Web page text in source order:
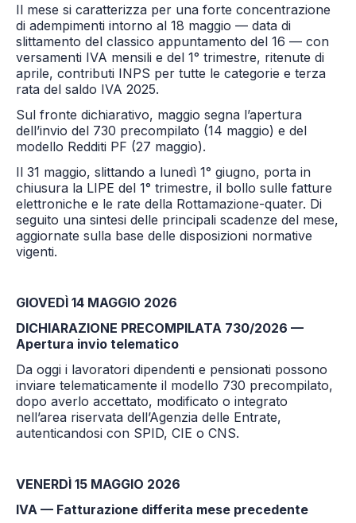
Il mese si caratterizza per una forte concentrazione
di adempimenti intorno al 18 maggio — data di
slittamento del classico appuntamento del 16 — con
versamenti IVA mensili e del 1° trimestre, ritenute di
aprile, contributi INPS per tutte le categorie e terza
rata del saldo IVA 2025.
Sul fronte dichiarativo, maggio segna l’apertura
dell’invio del 730 precompilato (14 maggio) e del
modello Redditi PF (27 maggio).
Il 31 maggio, slittando a lunedì 1° giugno, porta in
chiusura la LIPE del 1° trimestre, il bollo sulle fatture
elettroniche e le rate della Rottamazione-quater. Di
seguito una sintesi delle principali scadenze del mese,
aggiornate sulla base delle disposizioni normative
vigenti.
GIOVEDÌ 14 MAGGIO 2026
DICHIARAZIONE PRECOMPILATA 730/2026 —
Apertura invio telematico
Da oggi i lavoratori dipendenti e pensionati possono
inviare telematicamente il modello 730 precompilato,
dopo averlo accettato, modificato o integrato
nell’area riservata dell’Agenzia delle Entrate,
autenticandosi con SPID, CIE o CNS.
VENERDÌ 15 MAGGIO 2026
IVA — Fatturazione differita mese precedente